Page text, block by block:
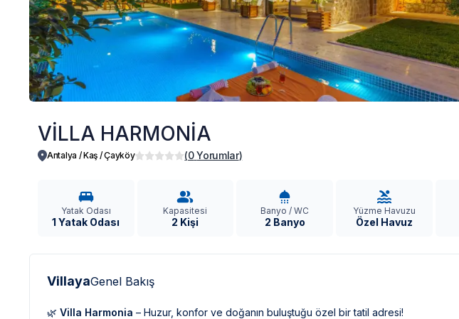
VİLLA HARMONİA
Antalya / Kaş /Çayköy (0 Yorumlar)
Yatak Odası
1 Yatak Odası
Kapasitesi
2 Kişi
Banyo / WC
2 Banyo
Yüzme Havuzu
Özel Havuz
VillayaGenel Bakış
🌿 Villa Harmonia – Huzur, konfor ve doğanın buluştuğu özel bir tatil adresi!